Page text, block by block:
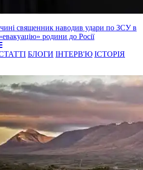
священник наводив удари по ЗСУ в
родини до Росії
БЛОГИ ІНТЕРВ'Ю ІСТОРІЯ